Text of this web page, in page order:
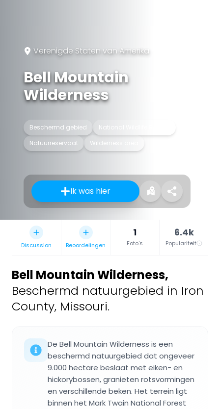
Verenigde Staten van Amerika
Bell Mountain
Wilderness
Beschermd gebied
National Wildlife Refuge
Natuurreservaat
Wilderness area
Ik was hier
Discussion Beoordelingen
1
Foto's
6.4k
Populariteit
Bell Mountain Wilderness,
Beschermd natuurgebied in Iron
County, Missouri.
De Bell Mountain Wilderness is een
beschermd natuurgebied dat ongeveer
9.000 hectare beslaat met eiken- en
hickorybossen, granieten rotsvormingen
en verschillende beken. Het terrein ligt
binnen het Mark Twain National Forest